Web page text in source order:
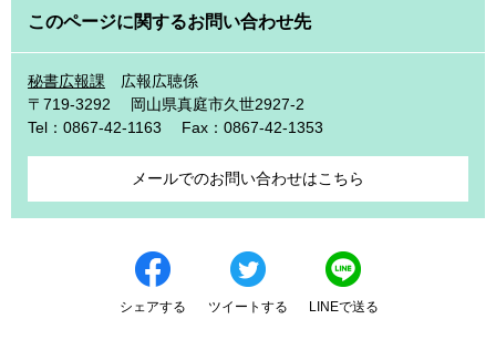
このページに関するお問い合わせ先
秘書広報課
広報広聴係
〒719-3292
岡山県真庭市久世2927-2
Tel：0867-42-1163
Fax：0867-42-1353
メールでのお問い合わせはこちら
シェアする ツイートする LINEで送る